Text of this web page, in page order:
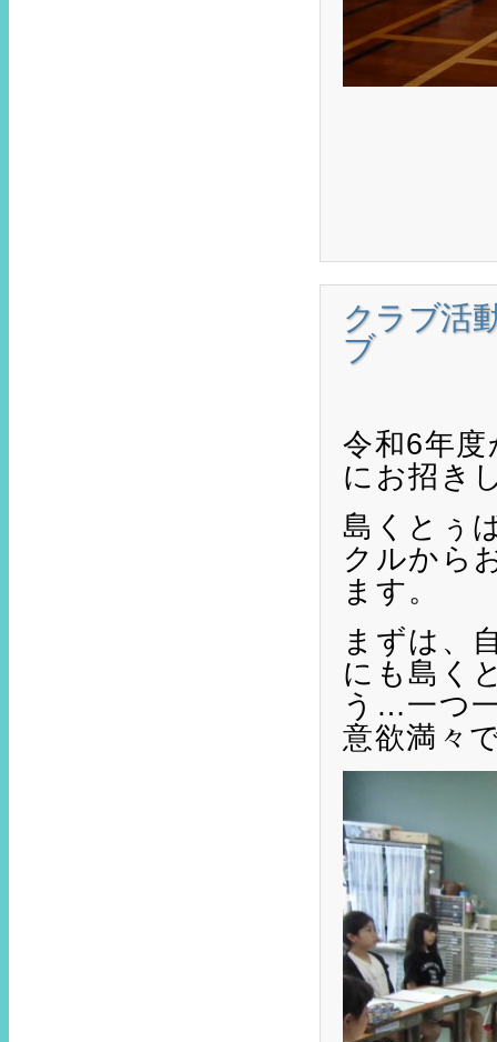
クラブ活
ブ
令和6年
にお招き
島くとぅ
クルから
ます。
まずは、
にも島く
う…一つ
意欲満々